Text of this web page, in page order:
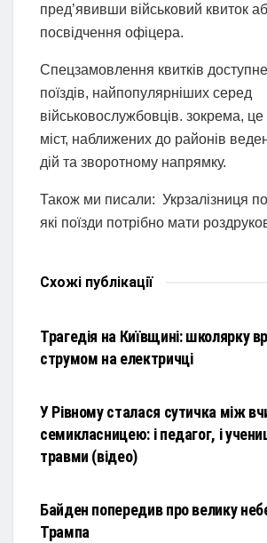
пред’явивши військовий квиток
посвідчення офіцера.
Спецзамовлення квитків
поїздів, найпопулярніших серед
військовослужбовців. зокрема,
міст, наближених до районів
дій та зворотному напрямку.
Також ми писали: Укрзалізниця
які поїзди потрібно мати
Схожі публікації
Трагедія на Київщині: школярку
струмом на електричці
У Рівному сталася сутичка між
семикласницею: і педагог, і
травми (відео)
Байден попередив про велику
Трампа